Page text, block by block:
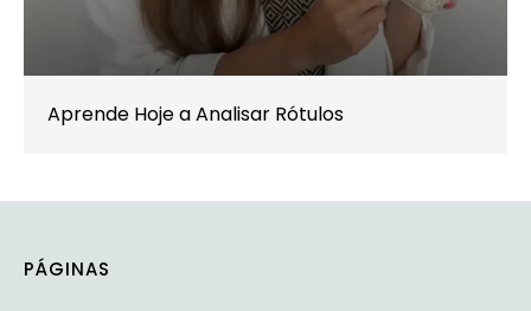
Aprende Hoje a Analisar Rótulos
PÁGINAS